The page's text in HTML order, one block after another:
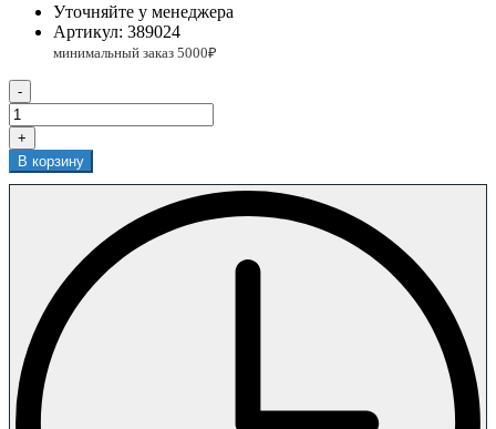
Уточняйте у менеджера
Артикул: 389024
-
+
В корзину